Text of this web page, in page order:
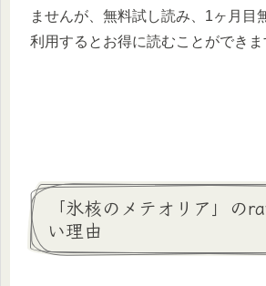
ませんが、無料試し読み、1ヶ月目
利用するとお得に読むことができま
「氷核のメテオリア」の
い理由